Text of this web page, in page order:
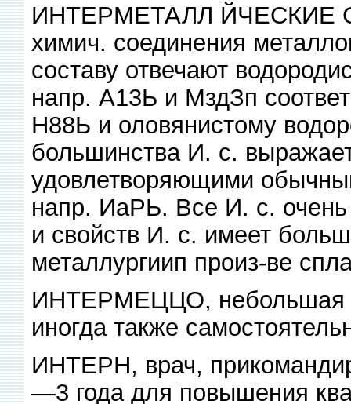
ИНТЕРМЕТАЛЛ ЙЧЕСКИЕ
химич. соединения
составу отвечают
напр. А13Ь и МздЗп
Н88Ь и оловянистому
большинства И. с.
удовлетворяющими
напр. ИаРЬ. Все И. с. очень
и свойств И. с. имеет
металлургиип произ-ве
ИНТЕРМЕЦЦО, небольшая
иногда также
ИНТЕРН, врач,
—3 года для повышения